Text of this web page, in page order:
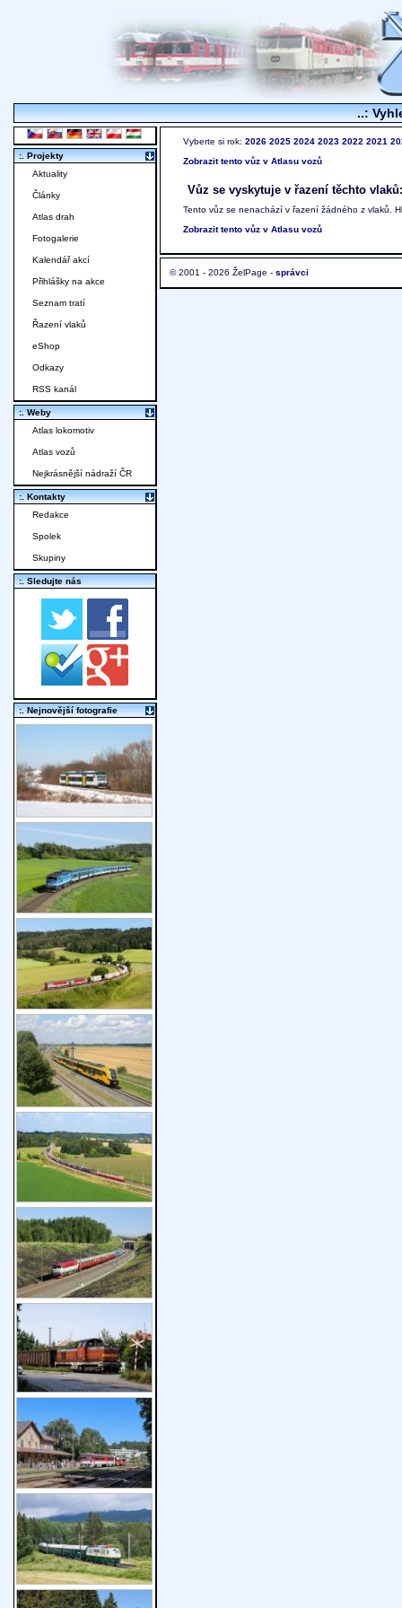
..:
Vyberte si rok: 2026 2025 2024 2023 2022 2021
Zobrazit tento vůz v Atlasu vozů
Vůz se vyskytuje v řazení těchto vlaků:
Tento vůz se nenachází v řazení žádného z vlaků.
Zobrazit tento vůz v Atlasu vozů
© 2001 - 2026 ŽelPage - správci
:. Projekty
Aktuality
Články
Atlas drah
Fotogalerie
Kalendář akcí
Přihlášky na akce
Seznam tratí
Řazení vlaků
eShop
Odkazy
RSS kanál
:. Weby
Atlas lokomotiv
Atlas vozů
Nejkrásnější nádraží ČR
:. Kontakty
Redakce
Spolek
Skupiny
:. Sledujte nás
:. Nejnovější fotografie